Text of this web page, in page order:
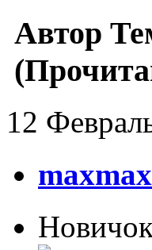
Автор
12
Новичок